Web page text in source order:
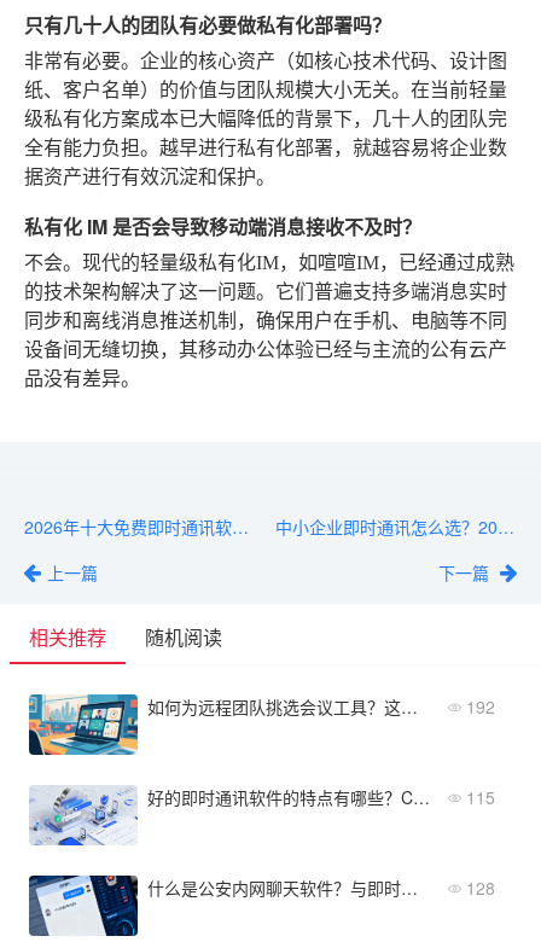
只有几十人的团队有必要做私有化部署吗？
非常有必要。企业的核心资产（如核心技术代码、设计图
纸、客户名单）的价值与团队规模大小无关。在当前轻量
级私有化方案成本已大幅降低的背景下，几十人的团队完
全有能力负担。越早进行私有化部署，就越容易将企业数
据资产进行有效沉淀和保护。
私有化 IM 是否会导致移动端消息接收不及时？
不会。现代的轻量级私有化IM，如喧喧IM，已经通过成熟
的技术架构解决了这一问题。它们普遍支持多端消息实时
同步和离线消息推送机制，确保用户在手机、电脑等不同
设备间无缝切换，其移动办公体验已经与主流的公有云产
品没有差异。
2026年十大免费即时通讯软件推荐
上一篇
中小企业即时通讯怎么选？2026年选型指南
下一篇
相关推荐 随机阅读
如何为远程团队挑选会议工具？这份2026年选型清单说透了 192
好的即时通讯软件的特点有哪些？CTO选型指标清单 115
什么是公安内网聊天软件？与即时通讯的区别与典型场景 128